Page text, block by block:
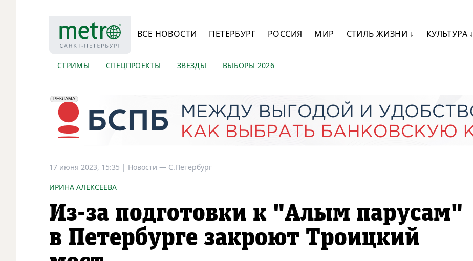
ВСЕ НОВОСТИ ПЕТЕРБУРГ РОССИЯ МИР СТИЛЬ ЖИЗНИ ↓ КУЛЬТУРА ↓
СТРИМЫ СПЕЦПРОЕКТЫ ЗВЕЗДЫ ВЫБОРЫ 2026
erid: 2VfnxyFybV5
РЕКЛАМА
ПАО "Банк "Санкт-Петербург", ИНН: 7831000027
17 июня 2023, 15:35 | Новости — С.Петербург
ИРИНА АЛЕКСЕЕВА
Из-за подготовки к "Алым парусам"
в Петербурге закроют Троицкий